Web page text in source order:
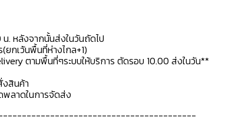
. หลังจากนั้นส่งในวันถัดไป
กเว้นพื้นที่ห่างไกล+1)
ตามพื้นที่ๆระบบให้บริการ ตัดรอบ 10.00 ส่งในวัน**
สินค้า
พลาดในการจัดส่ง